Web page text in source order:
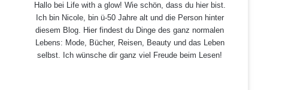
Hallo bei Life with a glow! Wie schön, dass du hier bist.
Ich bin Nicole, bin ü-50 Jahre alt und die Person hinter
diesem Blog. Hier findest du Dinge des ganz normalen
Lebens: Mode, Bücher, Reisen, Beauty und das Leben
selbst. Ich wünsche dir ganz viel Freude beim Lesen!